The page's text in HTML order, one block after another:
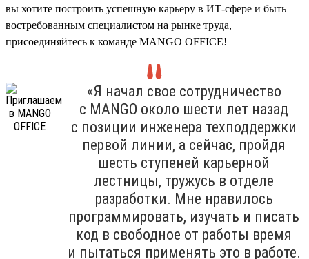
вы хотите построить успешную карьеру в ИТ-сфере и быть
востребованным специалистом на рынке труда,
присоединяйтесь к команде MANGO OFFICE!
«Я начал свое сотрудничество
с MANGO около шести лет назад
с позиции инженера техподдержки
первой линии, а сейчас, пройдя
шесть ступеней карьерной
лестницы, тружусь в отделе
разработки. Мне нравилось
программировать, изучать и писать
код в свободное от работы время
и пытаться применять это в работе.